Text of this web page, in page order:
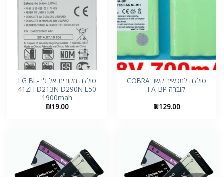
סוללה למכשיר קשר COBRA
קוברה FA-BP
₪129.00
סוללה מקורית אל ג'י LG BL-
41ZH D213N D290N L50
1900mah
₪19.00